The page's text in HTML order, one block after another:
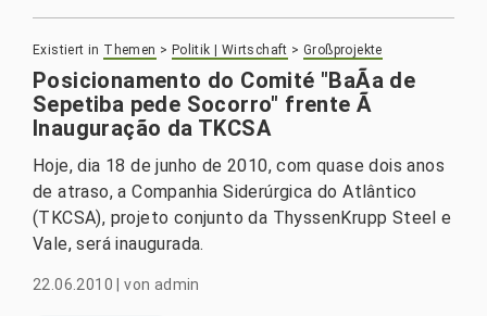
Existiert in Themen > Politik | Wirtschaft >Großprojekte
Posicionamento do Comité "BaÃ­a de
Sepetiba pede Socorro" frente Ã
Inauguração da TKCSA
Hoje, dia 18 de junho de 2010, com quase dois anos
de atraso, a Companhia Siderúrgica do Atlântico
(TKCSA), projeto conjunto da ThyssenKrupp Steel e
Vale, será inaugurada.
22.06.2010 |von admin